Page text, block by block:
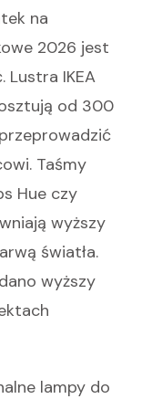
na
2026 jest
Lustra IKEA
od 300
Taśmy
Hue czy
wyższy
światła.
wyższy
lampy do